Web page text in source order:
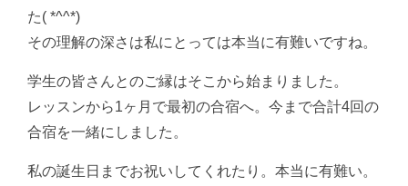
た( *^^*)
その理解の深さは私にとっては本当に有難いですね。
学生の皆さんとのご縁はそこから始まりました。
レッスンから1ヶ月で最初の合宿へ。今まで合計4回の
合宿を一緒にしました。
私の誕生日までお祝いしてくれたり。本当に有難い。